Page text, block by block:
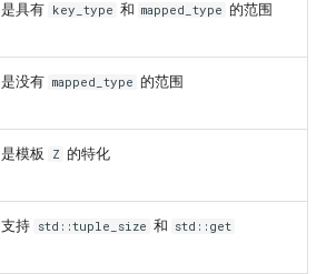
是具有 key_type 和 mapped_type 的范围
是没有 mapped_type 的范围
是模板 Z 的特化
支持 std::tuple_size 和 std::get